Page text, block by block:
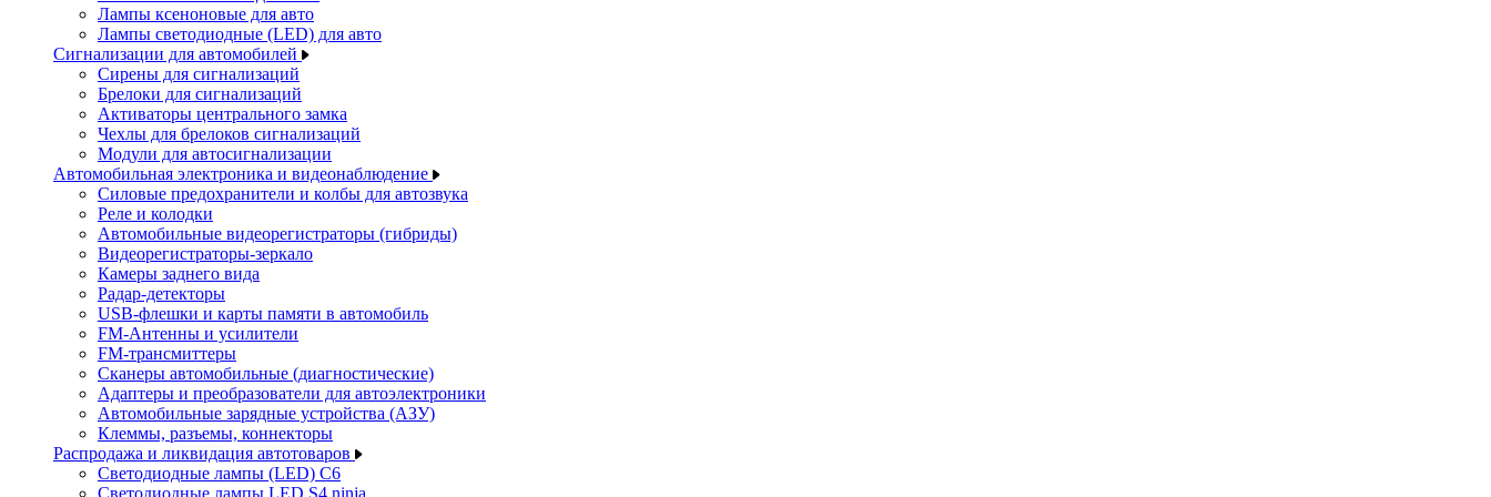
Лампы ксеноновые для авто
Лампы светодиодные (LED) для авто
Сигнализации для автомобилей
Сирены для сигнализаций
Брелоки для сигнализаций
Активаторы центрального замка
Чехлы для брелоков сигнализаций
Модули для автосигнализации
Автомобильная электроника и видеонаблюдение
Силовые предохранители и колбы для автозвука
Реле и колодки
Автомобильные видеорегистраторы (гибриды)
Видеорегистраторы-зеркало
Камеры заднего вида
Радар-детекторы
USB-флешки и карты памяти в автомобиль
FM-Антенны и усилители
FM-трансмиттеры
Сканеры автомобильные (диагностические)
Адаптеры и преобразователи для автоэлектроники
Автомобильные зарядные устройства (АЗУ)
Клеммы, разъемы, коннекторы
Распродажа и ликвидация автотоваров
Светодиодные лампы (LED) C6
Светодиодные лампы LED S4 ninja